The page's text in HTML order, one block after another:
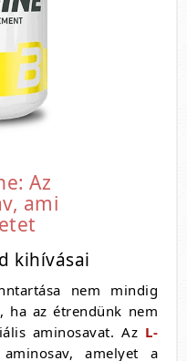
Az
ami
kihívásai
nem mindig
ha az étrendünk nem
aminosavat. Az L-
amelyet a